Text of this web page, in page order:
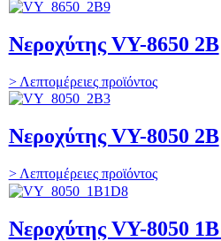
Νεροχύτης VY-8650 2B
> Λεπτομέρειες προϊόντος
Νεροχύτης VY-8050 2B
> Λεπτομέρειες προϊόντος
Νεροχύτης VY-8050